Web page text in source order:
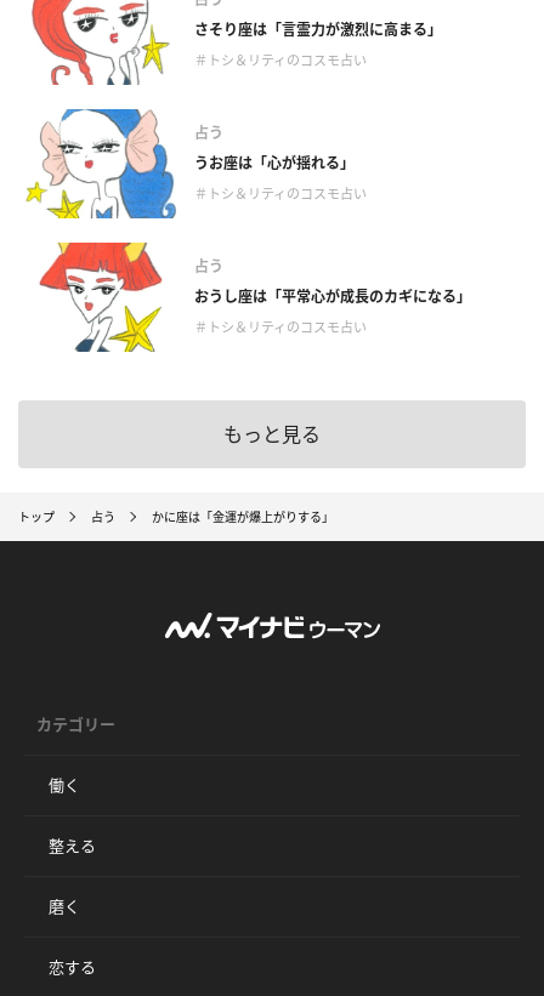
さそり座は「言霊力が激烈に高まる」
＃トシ＆リティのコスモ占い
占う
うお座は「心が揺れる」
＃トシ＆リティのコスモ占い
占う
おうし座は「平常心が成長のカギになる」
＃トシ＆リティのコスモ占い
もっと見る
トップ 占う かに座は「金運が爆上がりする」
カテゴリー
働く
整える
磨く
恋する